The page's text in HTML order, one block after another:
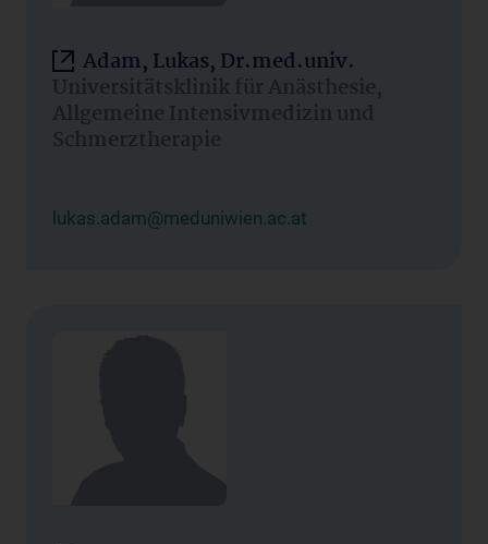
Adam, Lukas, Dr.med.univ.
Universitätsklinik für Anästhesie,
Allgemeine Intensivmedizin und
Schmerztherapie
lukas.adam@meduniwien.ac.at